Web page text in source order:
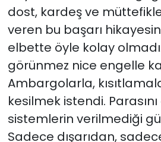
dost, kardeş ve
veren bu başarı
elbette öyle kolay
görünmez nice engelle
Ambargolarla,
kesilmek istendi.
sistemlerin verilmediği
Sadece dışarıdan,